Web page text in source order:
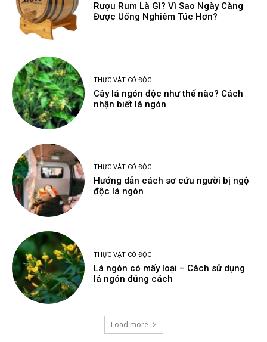
Rượu Rum Là Gì? Vì Sao Ngày Càng
Được Uống Nghiêm Túc Hơn?
THỰC VẬT CÓ ĐỘC
Cây lá ngón độc như thế nào? Cách
nhận biết lá ngón
THỰC VẬT CÓ ĐỘC
Hướng dẫn cách sơ cứu người bị ngộ
độc lá ngón
THỰC VẬT CÓ ĐỘC
Lá ngón có mấy loại – Cách sử dụng
lá ngón đúng cách
Load more